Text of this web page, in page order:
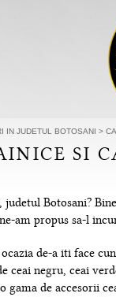
IN JUDETUL BOTOSANI >
SI
Botosani?
am propus sa-l
de-a iti face
negru, ceai
gama de accesorii